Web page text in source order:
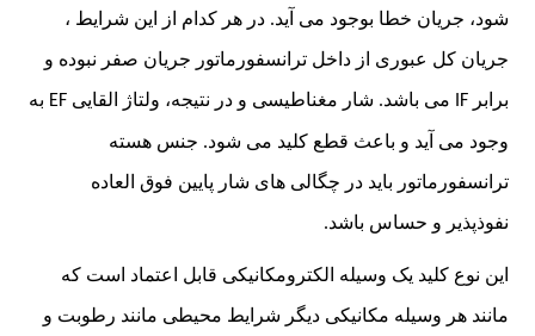
شود، جریان خطا بوجود می آید. در هر کدام از این شرایط ،
جریان کل عبوری از داخل ترانسفورماتور جریان صفر نبوده و
برابرIF می باشد. شار مغناطیسی و در نتیجه، ولتاژ القاییEF به
وجود می آید و باعث قطع کلید می شود. جنس هسته
ترانسفورماتور باید در چگالی های شار پایین فوق العاده
نفوذپذیر و حساس باشد.
این نوع کلید یک وسیله الکترومکانیکی قابل اعتماد است که
مانند هر وسیله مکانیکی دیگر شرایط محیطی مانند رطوبت و